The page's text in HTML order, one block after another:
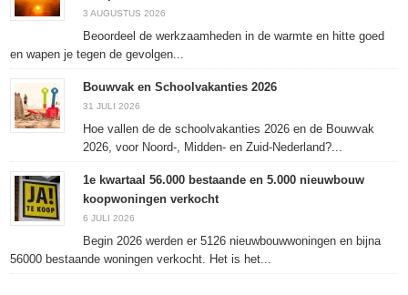
geopend) geopend)geopend)
3 AUGUSTUS 2026
Beoordeel de werkzaamheden in de warmte en hitte goed
en wapen je tegen de gevolgen...
Bouwvak en Schoolvakanties 2026
31 JULI 2026
Hoe vallen de de schoolvakanties 2026 en de Bouwvak
2026, voor Noord-, Midden- en Zuid-Nederland?...
1e kwartaal 56.000 bestaande en 5.000 nieuwbouw
koopwoningen verkocht
6 JULI 2026
Begin 2026 werden er 5126 nieuwbouwwoningen en bijna
56000 bestaande woningen verkocht. Het is het...